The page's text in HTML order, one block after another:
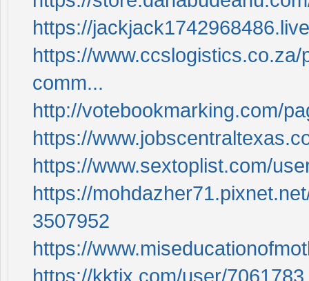
https://
https://
comm...
http://votebookmarking.com/
https://
https://www.sextoplist.com/
https://
3507952
https://
https://kktix.com/user/7061783